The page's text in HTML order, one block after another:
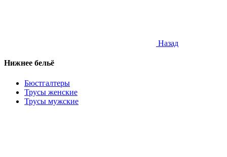
Назад
Нижнее бельё
Бюстгалтеры
Трусы женские
Трусы мужские